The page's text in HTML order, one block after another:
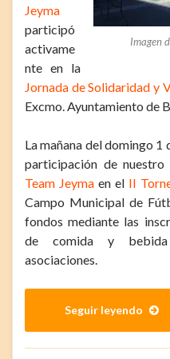
Imagen
Jeyma
participó
activame
nte en la
Jornada de Solidaridad y
Excmo. Ayuntamiento de
La mañana del domingo
participación de
Team Jeyma en el II
Campo Municipal de
fondos mediante las
de comida y
asociaciones.
Seguir leyendo